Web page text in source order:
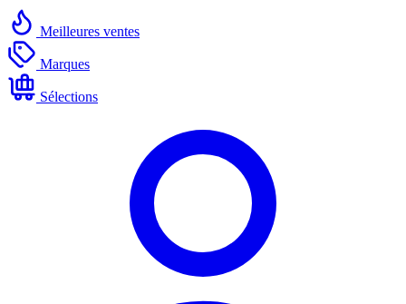
Meilleures ventes
Marques
Sélections